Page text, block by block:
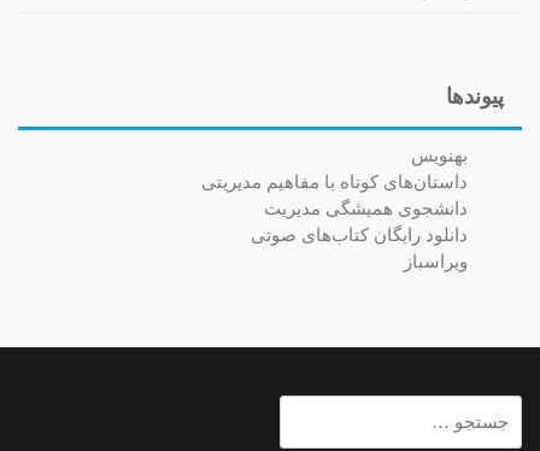
پیوندها
بهنویس
داستان‌های کوتاه با مفاهیم مدیریتی
دانشجوی همیشگی مدیریت
دانلود رایگان کتاب‌های صوتی
ویراسباز
برای: